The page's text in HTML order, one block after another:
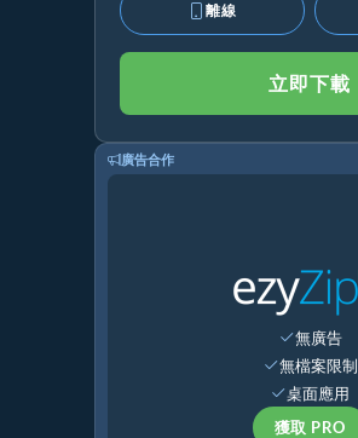
離線
立即下載
廣告合作
無廣告
無檔案限制
桌面應用
獲取 PRO